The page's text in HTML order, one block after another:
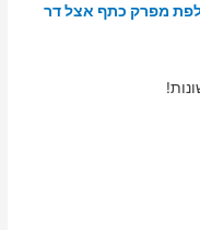
מפרק כתף אצל דר